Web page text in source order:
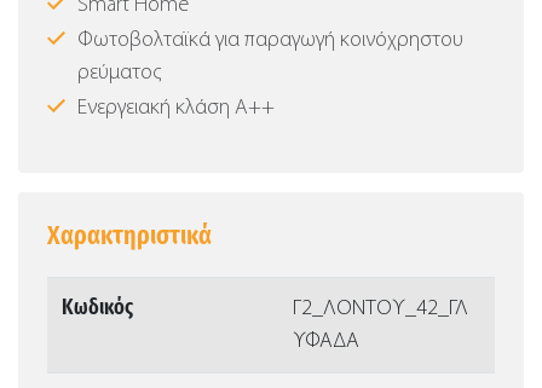
Smart Home
Φωτοβολταϊκά για παραγωγή κοινόχρηστου
ρεύματος
Ενεργειακή κλάση Α++
Χαρακτηριστικά
Κωδικός
Γ2_ΛΟΝΤΟΥ_42_ΓΛ
ΥΦΑΔΑ